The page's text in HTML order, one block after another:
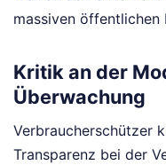
massiven öffentlichen
Kritik an der
Überwachung
Verbraucherschützer
Transparenz bei der